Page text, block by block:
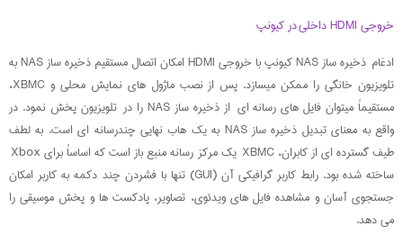
خروجی HDMI داخلی در کیونپ
ادغام ذخیره ساز NAS کیونپ با خروجی HDMI امکان اتصال مستقیم ذخیره ساز NAS به
تلویزیون خانگی را ممکن میسازد. پس از نصب ماژول های نمایش محلی و XBMC،
مستقیماً میتوان فایل های رسانه ای از ذخیره ساز NAS را در تلویزیون پخش نمود. در
واقع به معنای تبدیل ذخیره ساز NAS به یک هاب نهایی چندرسانه ای است. به لطف
ساخته شده بود. رابط کاربر گرافیکی آن (GUI) تنها با فشردن چند دکمه به کاربر امکان
جستجوی آسان و مشاهده فایل های ویدئوی، تصاویر، پادکست ها و پخش موسیقی را
می دهد.